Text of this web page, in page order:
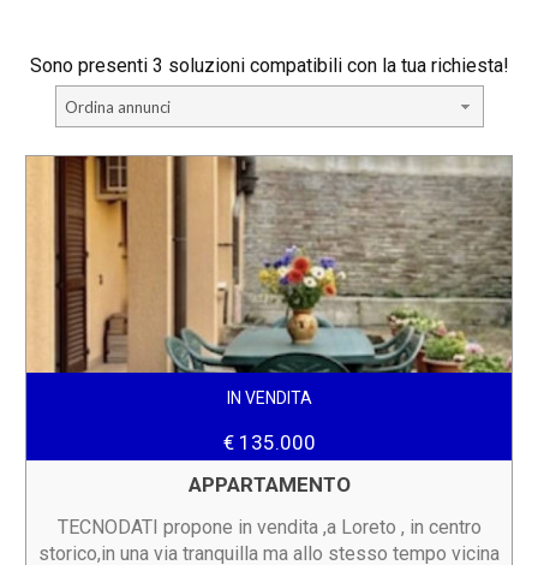
Sono presenti 3 soluzioni compatibili con la tua richiesta!
Ordina annunci
IN VENDITA
€ 135.000
APPARTAMENTO
TECNODATI propone in vendita ,a Loreto , in centro
storico,in una via tranquilla ma allo stesso tempo vicina